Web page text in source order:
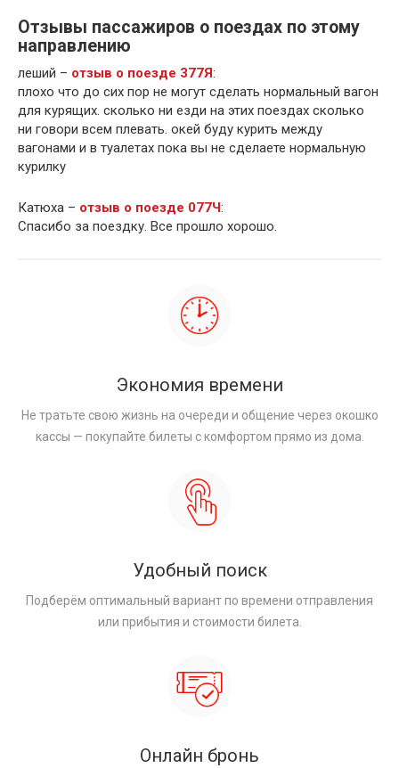
Отзывы пассажиров о поездах по этому
направлению
леший – отзыв о поезде 377Я:
плохо что до сих пор не могут сделать нормальный вагон
для курящих. сколько ни езди на этих поездах сколько
ни говори всем плевать. окей буду курить между
вагонами и в туалетах пока вы не сделаете нормальную
курилку
Катюха – отзыв о поезде 077Ч:
Спасибо за поездку. Все прошло хорошо.
Экономия времени
Не тратьте свою жизнь на очереди и общение через окошко
кассы — покупайте билеты с комфортом прямо из дома.
Удобный поиск
Подберём оптимальный вариант по времени отправления
или прибытия и стоимости билета.
Онлайн бронь